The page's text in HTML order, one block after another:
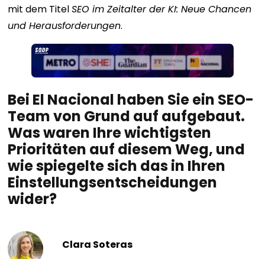
mit dem TitelSEO im Zeitalter der KI: Neue Chancen
und Herausforderungen.
Bei El Nacional haben Sie ein SEO-
Team von Grund auf aufgebaut.
Was waren Ihre wichtigsten
Prioritäten auf diesem Weg, und
wie spiegelte sich das in Ihren
Einstellungsentscheidungen
wider?
Clara Soteras